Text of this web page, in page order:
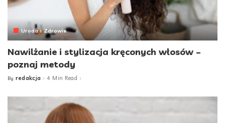
Uroda i Zdrowie
Nawilżanie i stylizacja kręconych włosów –
poznaj metody
Posted
By redakcja 4 Min Read